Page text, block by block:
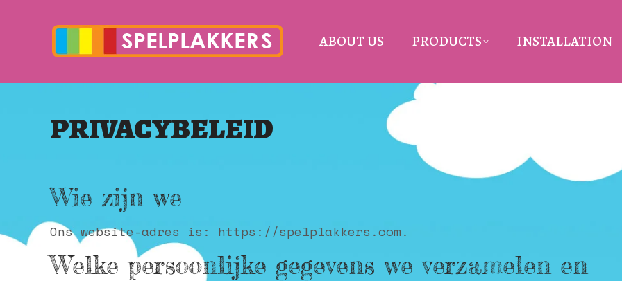
ABOUT US PRODUCTS INSTALLATION
PRIVACYBELEID
Wie zijn we
Ons website-adres is: https://spelplakkers.com.
Welke persoonlijke gegevens we verzamelen en